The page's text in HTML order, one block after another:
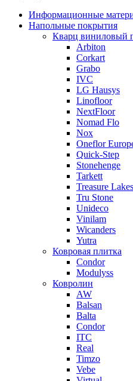
Информационные
Напольные покрытия
Кварц виниловый
Arbiton
Corkart
Grabo
IVC
LG Hausys
Linofloor
NextFloor
Nomad Flo
Nox
Oneflor
Quick-Step
Stonehenge
Tarkett
Treasure Lakes
Tru Stone
Unideco
Vinilam
Wicanders
Yutra
Ковровая плитка
Condor
Modulyss
Ковролин
AW
Balsan
Balta
Condor
ITC
Real
Timzo
Vebe